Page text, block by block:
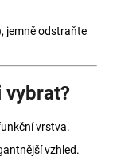
jemně odstraňte
vrstva.
vzhled.